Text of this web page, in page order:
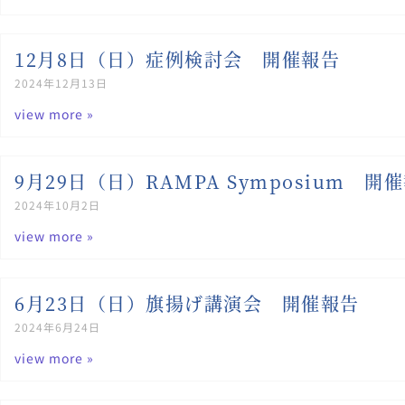
12月8日（日）症例検討会 開催報告
2024年12月13日
view more »
9月29日（日）RAMPA Symposium 開催
2024年10月2日
view more »
6月23日（日）旗揚げ講演会 開催報告
2024年6月24日
view more »